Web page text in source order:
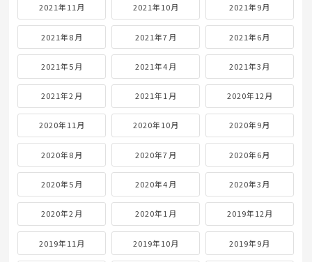
2021年11月 2021年10月 2021年9月
2021年8月 2021年7月 2021年6月
2021年5月 2021年4月 2021年3月
2021年2月 2021年1月 2020年12月
2020年11月 2020年10月 2020年9月
2020年8月 2020年7月 2020年6月
2020年5月 2020年4月 2020年3月
2020年2月 2020年1月 2019年12月
2019年11月 2019年10月 2019年9月